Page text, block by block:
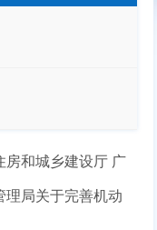
房和城乡建设厅 广
理局关于完善机动